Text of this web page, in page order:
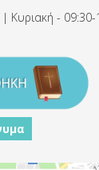
Κυριακή - 09:30-